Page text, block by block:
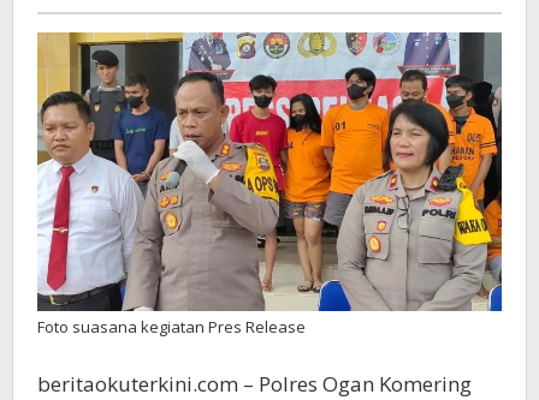
Jika
Masyarakat
Dapat
Memberikan
Informasi
Tempat
Bandar
Narkoba
Foto suasana kegiatan Pres Release
beritaokuterkini.com – Polres Ogan Komering